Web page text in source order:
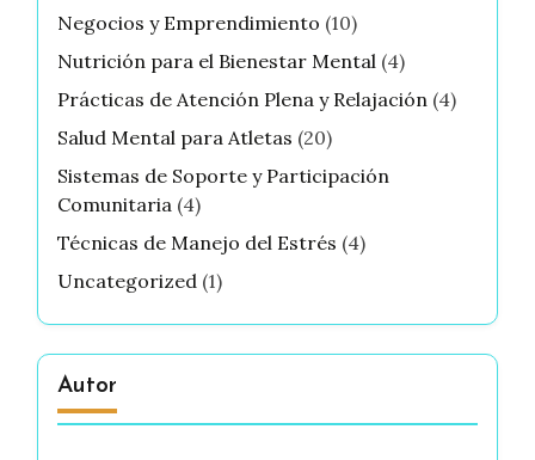
Negocios y Emprendimiento (10)
Nutrición para el Bienestar Mental (4)
Prácticas de Atención Plena y Relajación (4)
Salud Mental para Atletas (20)
Sistemas de Soporte y Participación
Comunitaria (4)
Técnicas de Manejo del Estrés (4)
Uncategorized (1)
Autor